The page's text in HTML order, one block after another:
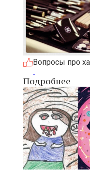
Вопросы про
Подробнее